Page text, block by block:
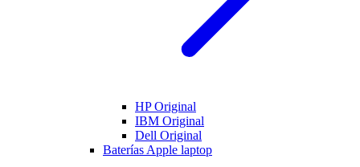
HP Original
IBM Original
Dell Original
Baterías Apple laptop